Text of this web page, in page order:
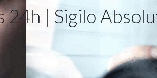
24h | Sigilo